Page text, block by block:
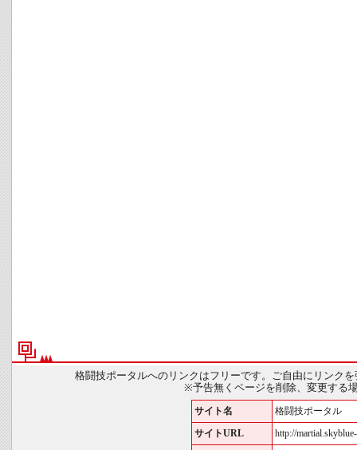
格闘技ポータルへのリンクはフリーです。ご自由にリンク
※予告無くページを削除、変更する
サイト名 格闘技ポータル
サイトURL http://